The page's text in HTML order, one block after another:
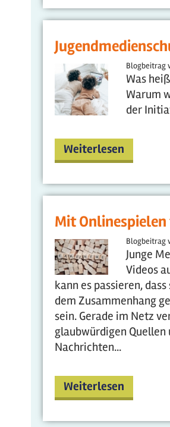
Blogbeitrag
Was
Warum
der
Weiterlesen
Mit Onlinespielen
Blogbeitrag
Junge
Videos
kann es passieren,
dem Zusammenhang
sein. Gerade im Netz
glaubwürdigen
Nachrichten...
Weiterlesen